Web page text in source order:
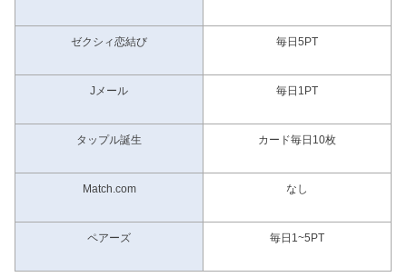
ゼクシィ恋結び 毎日5PT
Jメール 毎日1PT
タップル誕生 カード毎日10枚
Match.com なし
ペアーズ 毎日1~5PT